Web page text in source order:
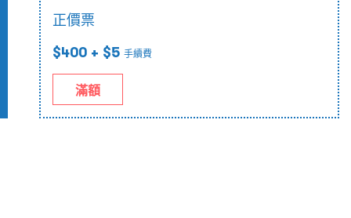
正價票
$400 + $5 手續費
滿額